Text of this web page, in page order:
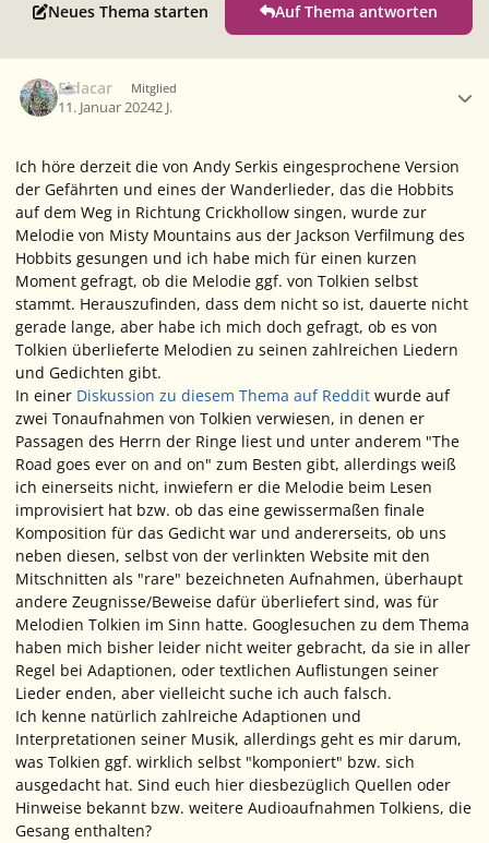
Neues Thema starten Auf Thema antworten
Eldacar Mitglied
11. Januar 20242 J.
Ich höre derzeit die von Andy Serkis eingesprochene Version
der Gefährten und eines der Wanderlieder, das die Hobbits
auf dem Weg in Richtung Crickhollow singen, wurde zur
Melodie von Misty Mountains aus der Jackson Verfilmung des
Hobbits gesungen und ich habe mich für einen kurzen
Moment gefragt, ob die Melodie ggf. von Tolkien selbst
stammt. Herauszufinden, dass dem nicht so ist, dauerte nicht
gerade lange, aber habe ich mich doch gefragt, ob es von
Tolkien überlieferte Melodien zu seinen zahlreichen Liedern
und Gedichten gibt.
In einer Diskussion zu diesem Thema auf Reddit wurde auf
zwei Tonaufnahmen von Tolkien verwiesen, in denen er
Passagen des Herrn der Ringe liest und unter anderem "The
Road goes ever on and on" zum Besten gibt, allerdings weiß
ich einerseits nicht, inwiefern er die Melodie beim Lesen
improvisiert hat bzw. ob das eine gewissermaßen finale
Komposition für das Gedicht war und andererseits, ob uns
neben diesen, selbst von der verlinkten Website mit den
Mitschnitten als "rare" bezeichneten Aufnahmen, überhaupt
andere Zeugnisse/Beweise dafür überliefert sind, was für
Melodien Tolkien im Sinn hatte. Googlesuchen zu dem Thema
haben mich bisher leider nicht weiter gebracht, da sie in aller
Regel bei Adaptionen, oder textlichen Auflistungen seiner
Lieder enden, aber vielleicht suche ich auch falsch.
Ich kenne natürlich zahlreiche Adaptionen und
Interpretationen seiner Musik, allerdings geht es mir darum,
was Tolkien ggf. wirklich selbst "komponiert" bzw. sich
ausgedacht hat. Sind euch hier diesbezüglich Quellen oder
Hinweise bekannt bzw. weitere Audioaufnahmen Tolkiens, die
Gesang enthalten?